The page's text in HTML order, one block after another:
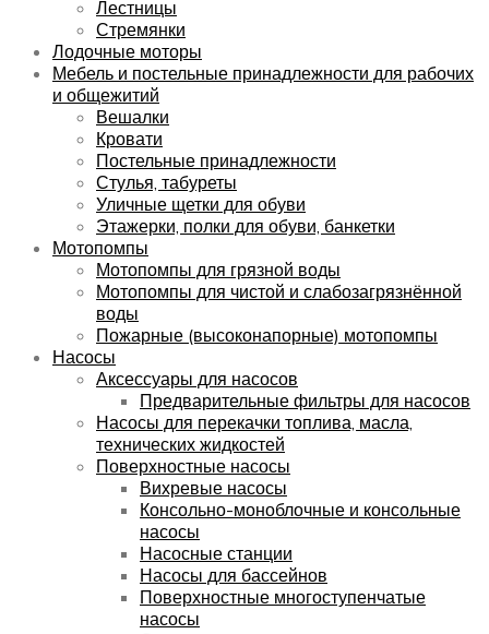
Лестницы
Стремянки
Лодочные моторы
Мебель и постельные принадлежности для рабочих
и общежитий
Вешалки
Кровати
Постельные принадлежности
Стулья, табуреты
Уличные щетки для обуви
Этажерки, полки для обуви, банкетки
Мотопомпы
Мотопомпы для грязной воды
Мотопомпы для чистой и слабозагрязнённой
воды
Пожарные (высоконапорные) мотопомпы
Насосы
Аксессуары для насосов
Предварительные фильтры для насосов
Насосы для перекачки топлива, масла,
технических жидкостей
Поверхностные насосы
Вихревые насосы
Консольно-моноблочные и консольные
насосы
Насосные станции
Насосы для бассейнов
Поверхностные многоступенчатые
насосы